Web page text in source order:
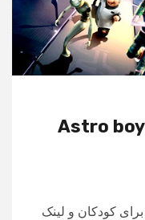
دانلود کارتون پسر فضایی Astro boy
دانلود کارتون پسر فضایی Astro boy برای کودکان و لینک